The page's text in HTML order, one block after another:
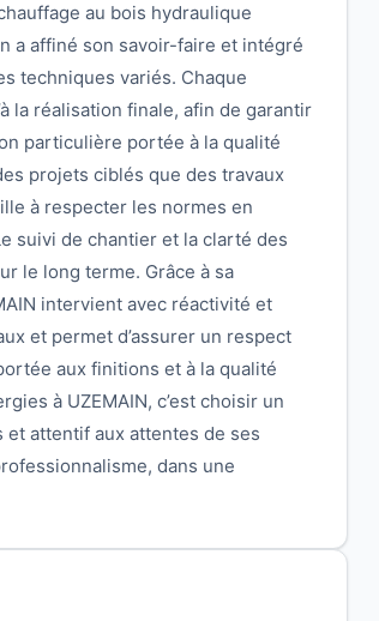
au bois hydraulique
a affiné son savoir-faire et intégré
techniques variés. Chaque
la réalisation finale, afin de garantir
particulière portée à la qualité
projets ciblés que des travaux
à respecter les normes en
suivi de chantier et la clarté des
le long terme. Grâce à sa
intervient avec réactivité et
et permet d’assurer un respect
aux finitions et à la qualité
à UZEMAIN, c’est choisir un
attentif aux attentes de ses
dans une